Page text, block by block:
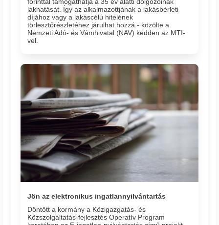
forinttal támogathatja a 35 év alatti dolgozóinak
lakhatását. Így az alkalmazottjának a lakásbérleti
díjához vagy a lakáscélú hitelének
törlesztőrészletéhez járulhat hozzá - közölte a
Nemzeti Adó- és Vámhivatal (NAV) kedden az MTI-
vel.
Jön az elektronikus ingatlannyilvántartás
Döntött a kormány a Közigazgatás- és
Közszolgáltatás-fejlesztés Operatív Program